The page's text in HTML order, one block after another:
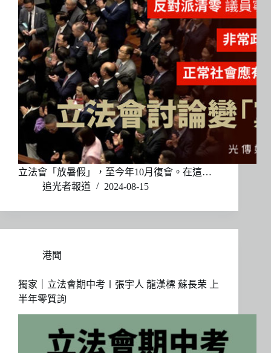
立法會「放暑假」，至今年10月復會。在這…
追光者報道
2024-08-15
港聞
獨家｜立法會期中考〡張宇人 龍漢標 蘇長荣 上
半年零質詢